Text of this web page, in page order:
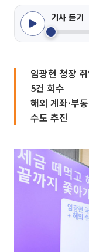
기사 듣기
임광현 청장
5건 회수
해외 계좌·부
수도 추진